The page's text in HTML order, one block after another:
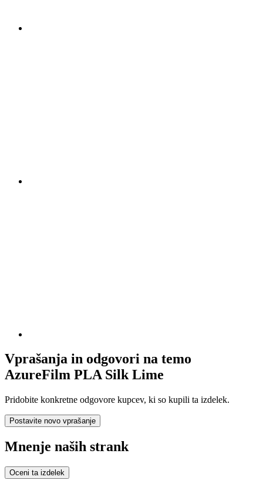
Vprašanja in odgovori na temo
AzureFilm PLA Silk Lime
Pridobite konkretne odgovore kupcev, ki so kupili ta izdelek.
Postavite novo vprašanje
Mnenje naših strank
Oceni ta izdelek